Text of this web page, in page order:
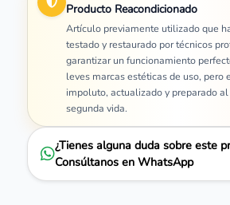
Producto Reacondicionado
Artículo previamente utilizado que
testado y restaurado por técnicos
garantizar un funcionamiento
leves marcas estéticas de uso, pero
impoluto, actualizado y preparado
segunda vida.
¿Tienes alguna duda sobre este
Consúltanos en WhatsApp